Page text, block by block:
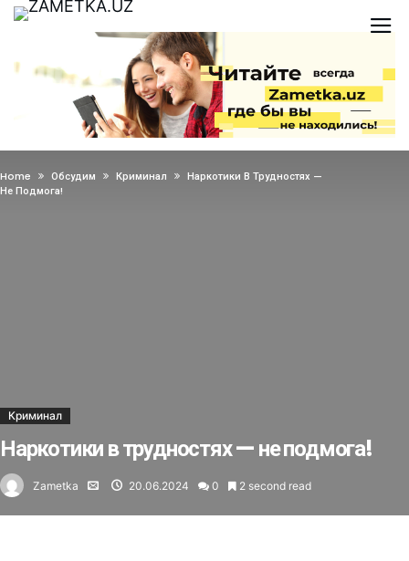
Home Обсудим Криминал
Наркотики В Трудностях —
Не Подмога!
Криминал
Наркотики в трудностях — не подмога!
Zametka 20.06.2024 0 2 second read